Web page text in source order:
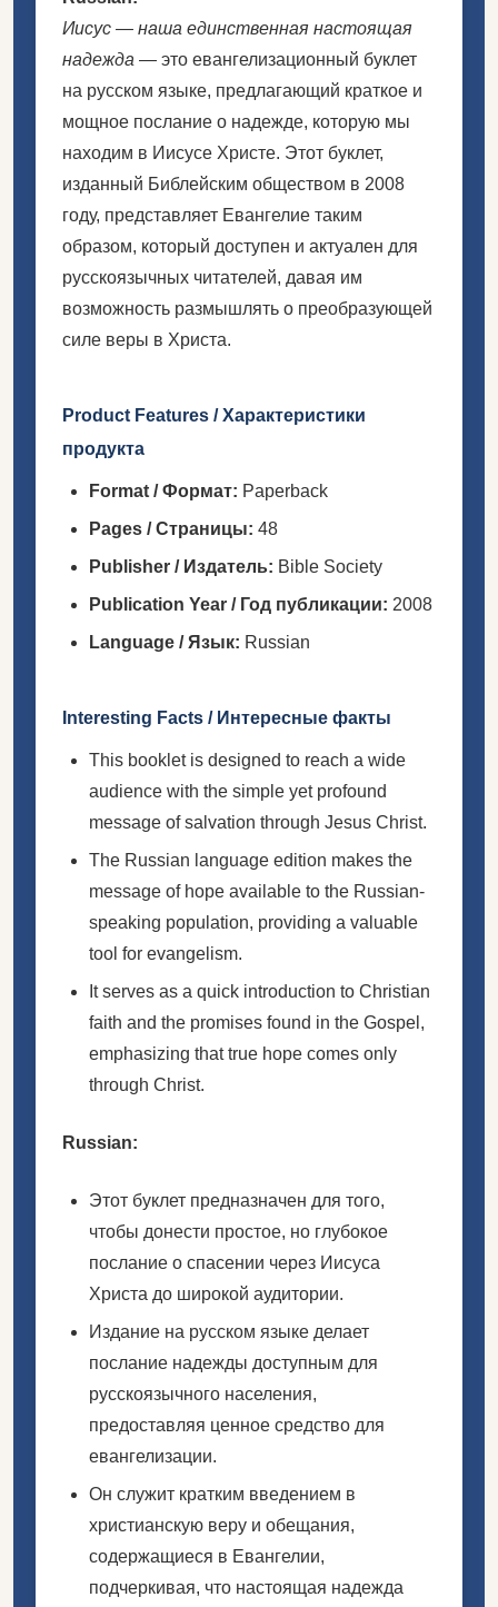
Иисус — наша единственная настоящая
надежда — это евангелизационный буклет
на русском языке, предлагающий краткое и
мощное послание о надежде, которую мы
находим в Иисусе Христе. Этот буклет,
изданный Библейским обществом в 2008
году, представляет Евангелие таким
образом, который доступен и актуален для
русскоязычных читателей, давая им
возможность размышлять о преобразующей
силе веры в Христа.
Product Features / Характеристики
продукта
Format / Формат: Paperback
Pages / Страницы: 48
Publisher / Издатель: Bible Society
Publication Year / Год публикации: 2008
Language / Язык: Russian
Interesting Facts / Интересные факты
This booklet is designed to reach a wide
audience with the simple yet profound
message of salvation through Jesus Christ.
The Russian language edition makes the
message of hope available to the Russian-
speaking population, providing a valuable
tool for evangelism.
It serves as a quick introduction to Christian
faith and the promises found in the Gospel,
emphasizing that true hope comes only
through Christ.
Russian:
Этот буклет предназначен для того,
чтобы донести простое, но глубокое
послание о спасении через Иисуса
Христа до широкой аудитории.
Издание на русском языке делает
послание надежды доступным для
русскоязычного населения,
предоставляя ценное средство для
евангелизации.
Он служит кратким введением в
христианскую веру и обещания,
содержащиеся в Евангелии,
подчеркивая, что настоящая надежда